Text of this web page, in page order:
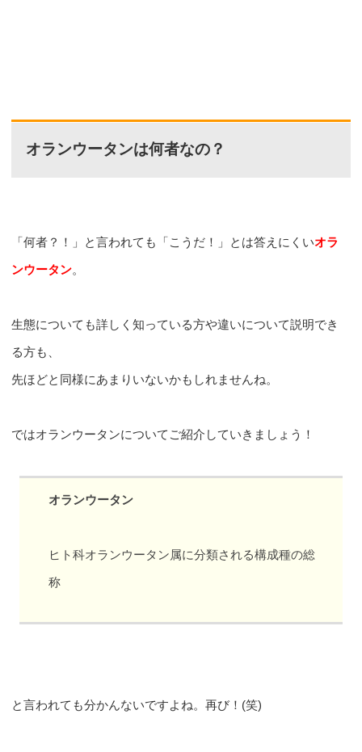
オランウータンは何者なの？
「何者？！」と言われても「こうだ！」とは答えにくいオラ
ンウータン。
生態についても詳しく知っている方や違いについて説明でき
る方も、
先ほどと同様にあまりいないかもしれませんね。
ではオランウータンについてご紹介していきましょう！
オランウータン
ヒト科オランウータン属に分類される構成種の総
称
と言われても分かんないですよね。再び！(笑)